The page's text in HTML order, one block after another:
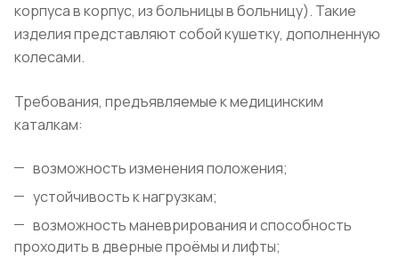
корпуса в корпус, из больницы в больницу). Такие
изделия представляют собой кушетку, дополненную
колесами.
Требования, предъявляемые к медицинским
каталкам:
возможность изменения положения;
устойчивость к нагрузкам;
возможность маневрирования и способность
проходить в дверные проёмы и лифты;